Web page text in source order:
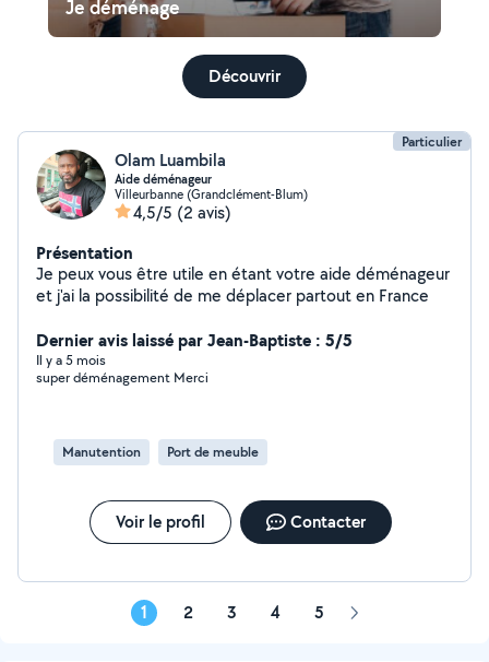
Je déménage
Découvrir
Particulier
Olam Luambila
Aide déménageur
Villeurbanne (Grandclément-Blum)
4,5/5 (2 avis)
Présentation
Je peux vous être utile en étant votre aide déménageur
et j'ai la possibilité de me déplacer partout en France
Dernier avis laissé par Jean-Baptiste : 5/5
Il y a 5 mois
super déménagement Merci
Manutention Port de meuble
Voir le profil Contacter
1 2 3 4 5 Page